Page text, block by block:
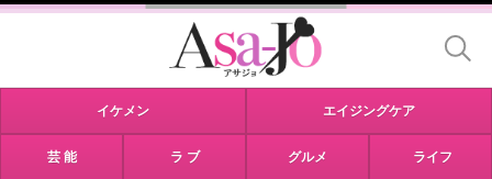
イケメン エイジングケア
芸 能 ラ ブ グルメ ライフ